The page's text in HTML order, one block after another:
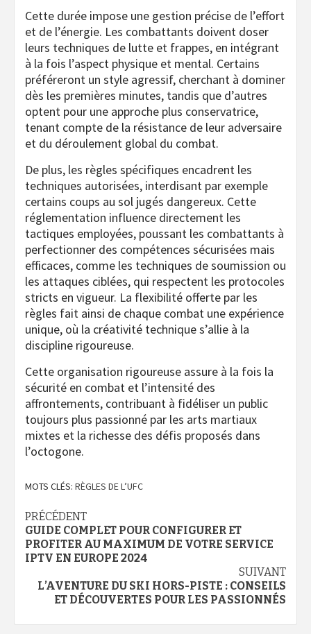
Cette durée impose une gestion précise de l’effort
et de l’énergie. Les combattants doivent doser
leurs techniques de lutte et frappes, en intégrant
à la fois l’aspect physique et mental. Certains
préféreront un style agressif, cherchant à dominer
dès les premières minutes, tandis que d’autres
optent pour une approche plus conservatrice,
tenant compte de la résistance de leur adversaire
et du déroulement global du combat.
De plus, les règles spécifiques encadrent les
techniques autorisées, interdisant par exemple
certains coups au sol jugés dangereux. Cette
réglementation influence directement les
tactiques employées, poussant les combattants à
perfectionner des compétences sécurisées mais
efficaces, comme les techniques de soumission ou
les attaques ciblées, qui respectent les protocoles
stricts en vigueur. La flexibilité offerte par les
règles fait ainsi de chaque combat une expérience
unique, où la créativité technique s’allie à la
discipline rigoureuse.
Cette organisation rigoureuse assure à la fois la
sécurité en combat et l’intensité des
affrontements, contribuant à fidéliser un public
toujours plus passionné par les arts martiaux
mixtes et la richesse des défis proposés dans
l’octogone.
MOTS CLÉS: RÈGLES DE L’UFC
Navigation
d’article
PRÉCÉDENT
GUIDE COMPLET POUR CONFIGURER ET
PROFITER AU MAXIMUM DE VOTRE SERVICE
IPTV EN EUROPE 2024
SUIVANT
L’AVENTURE DU SKI HORS-PISTE : CONSEILS
ET DÉCOUVERTES POUR LES PASSIONNÉS